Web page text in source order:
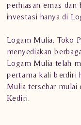
perhiasan emas dan
investasi hanya di
Logam Mulia, Toko
menyediakan
Logam Mulia telah
pertama kali berdiri
Mulia tersebar mulai
Kediri.